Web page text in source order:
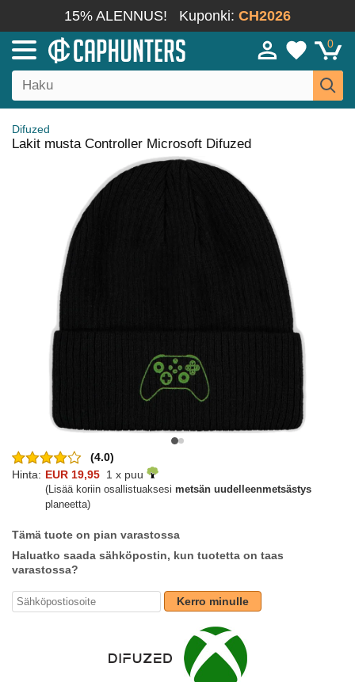
15% ALENNUS! Kuponki: CH2026
0
Difuzed
Lakit musta Controller Microsoft Difuzed
(4.0)
Hinta: EUR 19,95 1 x puu
(Lisää koriin osallistuaksesi metsän uudelleenmetsästys
planeetta)
Tämä tuote on pian varastossa
Haluatko saada sähköpostin, kun tuotetta on taas
varastossa?
Kerro minulle